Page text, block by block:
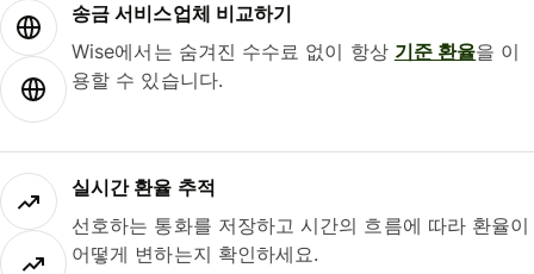
송금 서비스업체 비교하기
Wise에서는 숨겨진 수수료 없이 항상 기준 환율을 이
용할 수 있습니다.
실시간 환율 추적
선호하는 통화를 저장하고 시간의 흐름에 따라 환율이
어떻게 변하는지 확인하세요.